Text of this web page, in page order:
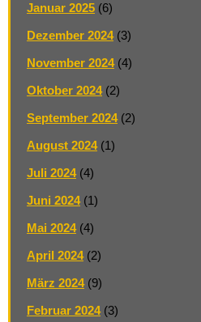
Januar 2025 (6)
Dezember 2024(3)
November 2024(4)
Oktober 2024(2)
September 2024(2)
August 2024(1)
Juli 2024(4)
Juni 2024(1)
Mai 2024(4)
April 2024(2)
März 2024(9)
Februar 2024(3)